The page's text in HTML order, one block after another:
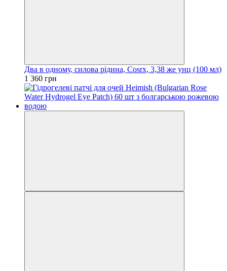
Два в одному, силова рідина, Cosrx, 3,38 же унц (100 мл)
1 360 грн